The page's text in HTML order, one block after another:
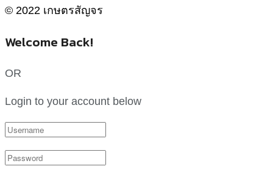
© 2022 เกษตรสัญจร
Welcome Back!
OR
Login to your account below